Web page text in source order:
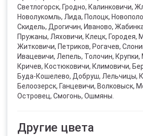
Светлогорск, Гродно, Калинковичи,
Новолукомль, Лида, Полоцк,
Скидель, Дрогичин, Иваново,
Пружаны, Ляховичи, Клецк, Городея,
Житковичи, Петриков, Рогачев,
Ивацевичи, Лепель, Толочин,
Кричев, Костюковичи, Климовичи,
Буда-Кошелево, Добруш, Лельчицы,
Белоозерск, Ганцевичи, Волковыск,
Островец, Смогонь, Ошмяны.
Другие цвета